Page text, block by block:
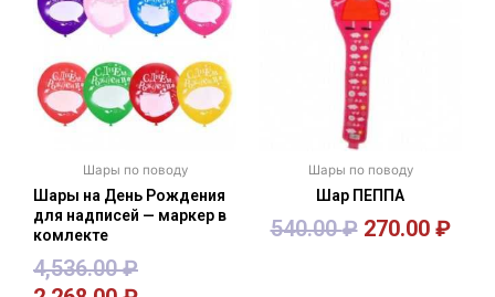
Шары по поводу
Шары на День Рождения
для надписей — маркер в
комлекте
4,536.00₽
Шары по поводу
Шар ПЕППА
540.00₽ 270.00 ₽